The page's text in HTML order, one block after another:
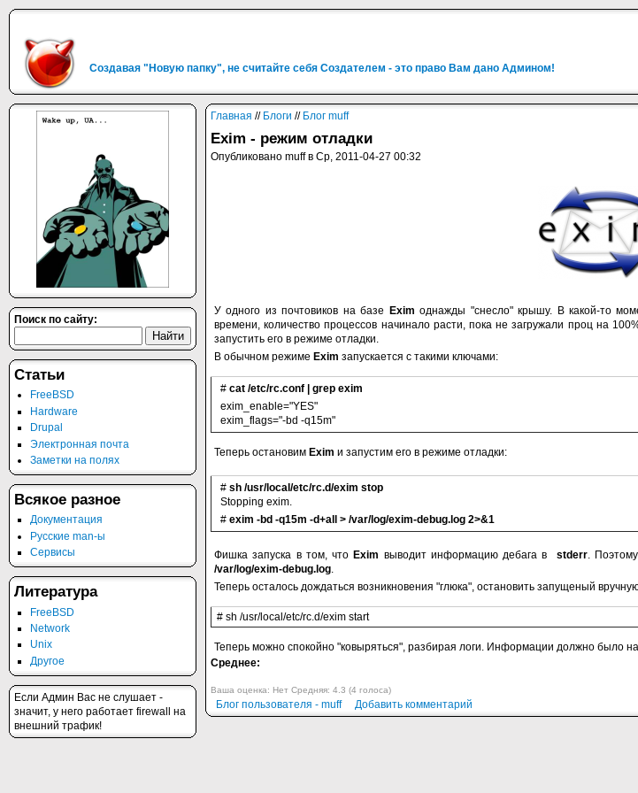
Создавая "Новую папку", не считайте себя Создателем - это право Вам дано Админом!
Главная // Блоги // Блог muff
Exim - режим отладки
Опубликовано muff в Ср, 2011-04-27 00:32
У одного из почтовиков на базе Exim однажды "снесло" крышу. В какой-то
времени, количество процессов начинало расти, пока не загружали проц на
запустить его в режиме отладки.
В обычном режиме Exim запускается с такими ключами:
# cat /etc/rc.conf | grep exim
exim_enable="YES"
exim_flags="-bd -q15m"
Теперь остановим Exim и запустим его в режиме отладки:
# sh /usr/local/etc/rc.d/exim stop
Stopping exim.
# exim -bd -q15m -d+all > /var/log/exim-debug.log 2>&1
Фишка запуска в том, чтоExim выводит информацию дебага в stderr.
/var/log/exim-debug.log.
Теперь осталось дождаться возникновения "глюка", остановить запущеный
# sh /usr/local/etc/rc.d/exim start
Теперь можно спокойно "ковыряться", разбирая логи. Информации должно было
Среднее:
Ваша оценка: Нет Средняя: 4.3 (4 голоса)
Блог пользователя - muff Добавить комментарий
Поиск по сайту:
Статьи
FreeBSD
Hardware
Drupal
Электронная почта
Заметки на полях
Всякое разное
Документация
Русские man-ы
Сервисы
Литература
FreeBSD
Network
Unix
Другое
Если Админ Вас не слушает -
значит, у него работает firewall на
внешний трафик!